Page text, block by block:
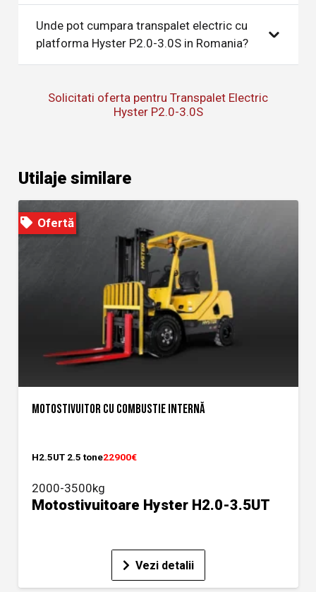
Unde pot cumpara transpalet electric cu
platforma Hyster P2.0-3.0S in Romania?
Solicitati oferta pentru Transpalet Electric
Hyster P2.0-3.0S
Utilaje similare
Ofertă
MOTOSTIVUITOR CU COMBUSTIE INTERNĂ
H2.5UT 2.5 tone22900€
2000-3500kg
Motostivuitoare Hyster H2.0-3.5UT
Vezi detalii